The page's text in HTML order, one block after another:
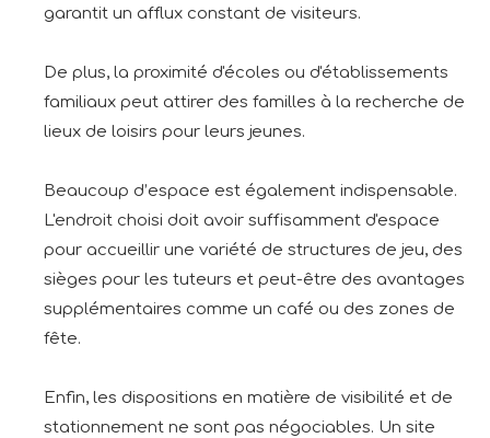
garantit un afflux constant de visiteurs.
De plus, la proximité d'écoles ou d'établissements
familiaux peut attirer des familles à la recherche de
lieux de loisirs pour leurs jeunes.
Beaucoup d’espace est également indispensable.
L'endroit choisi doit avoir suffisamment d'espace
pour accueillir une variété de structures de jeu, des
sièges pour les tuteurs et peut-être des avantages
supplémentaires comme un café ou des zones de
fête.
Enfin, les dispositions en matière de visibilité et de
stationnement ne sont pas négociables. Un site